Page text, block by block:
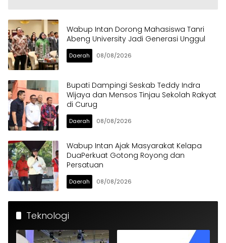
Wabup Intan Dorong Mahasiswa Tanri
Abeng University Jadi Generasi Unggul
Daerah 08/08/2026
Bupati Dampingi Seskab Teddy Indra
Wijaya dan Mensos Tinjau Sekolah Rakyat
di Curug
Daerah 08/08/2026
Wabup Intan Ajak Masyarakat Kelapa
DuaPerkuat Gotong Royong dan
Persatuan
Daerah 08/08/2026
Teknologi